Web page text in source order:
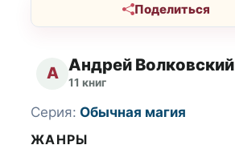
Поделиться
А Андрей Волковский
11 книг
Серия: Обычная магия
ЖАНРЫ